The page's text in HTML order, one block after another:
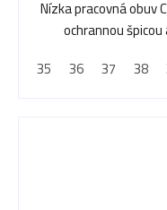
Nízka pracovná obuv
ochrannou
35
36 37 38